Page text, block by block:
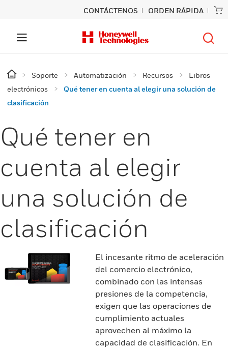
CONTÁCTENOS ORDEN RÁPIDA
Soporte Automatización Recursos
Libros
electrónicos
Qué tener en cuenta al elegir una solución de
clasificación
Qué tener en
cuenta al elegir
una solución de
clasificación
El incesante ritmo de aceleración
del comercio electrónico,
combinado con las intensas
presiones de la competencia,
exigen que las operaciones de
cumplimiento actuales
aprovechen al máximo la
capacidad de clasificación. En